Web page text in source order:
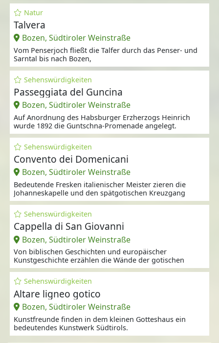
Natur
Talvera
Bozen, Südtiroler Weinstraße
Vom Penserjoch fließt die Talfer durch das Penser- und
Sarntal bis nach Bozen,
Sehenswürdigkeiten
Passeggiata del Guncina
Bozen, Südtiroler Weinstraße
Auf Anordnung des Habsburger Erzherzogs Heinrich
wurde 1892 die Guntschna-Promenade angelegt.
Sehenswürdigkeiten
Convento dei Domenicani
Bozen, Südtiroler Weinstraße
Bedeutende Fresken italienischer Meister zieren die
Johanneskapelle und den spätgotischen Kreuzgang
Sehenswürdigkeiten
Cappella di San Giovanni
Bozen, Südtiroler Weinstraße
Von biblischen Geschichten und europäischer
Kunstgeschichte erzählen die Wände der gotischen
Sehenswürdigkeiten
Altare ligneo gotico
Bozen, Südtiroler Weinstraße
Kunstfreunde finden in dem kleinen Gotteshaus ein
bedeutendes Kunstwerk Südtirols.